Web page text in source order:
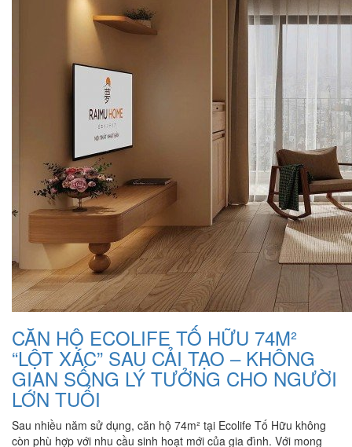
CĂN HỘ ECOLIFE TỐ HỮU 74M²
“LỘT XÁC” SAU CẢI TẠO – KHÔNG
GIAN SỐNG LÝ TƯỞNG CHO NGƯỜI
LỚN TUỔI
Sau nhiều năm sử dụng, căn hộ 74m² tại Ecolife Tố Hữu không
còn phù hợp với nhu cầu sinh hoạt mới của gia đình. Với mong